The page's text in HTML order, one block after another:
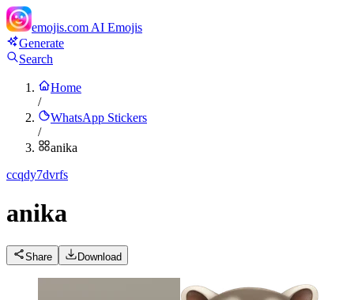
emojis.com AI Emojis
Generate
Search
Home
/
WhatsApp Stickers
/
anika
ccqdy7dvrfs
anika
Share Download